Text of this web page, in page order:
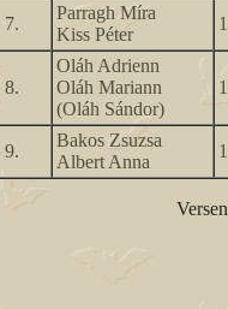
7.
Parragh Míra
Kiss Péter
8.
Oláh Adrienn
Oláh Mariann
(Oláh Sándor)
9.
Bakos Zsuzsa
Albert Anna